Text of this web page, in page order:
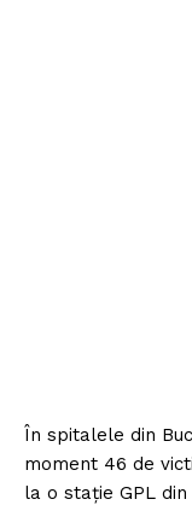
În spitalele din
moment 46 de
la o staţie GPL